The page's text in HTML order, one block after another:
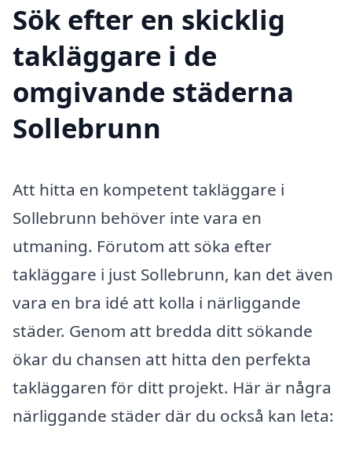
Sök efter en skicklig
takläggare i de
omgivande städerna
Sollebrunn
Att hitta en kompetent takläggare i
Sollebrunn behöver inte vara en
utmaning. Förutom att söka efter
takläggare i just Sollebrunn, kan det även
vara en bra idé att kolla i närliggande
städer. Genom att bredda ditt sökande
ökar du chansen att hitta den perfekta
takläggaren för ditt projekt. Här är några
närliggande städer där du också kan leta: